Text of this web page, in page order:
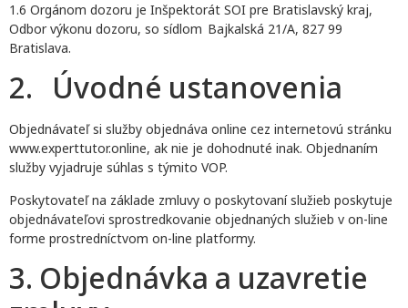
1.6 Orgánom dozoru je Inšpektorát SOI pre Bratislavský kraj,
Odbor výkonu dozoru, so sídlom Bajkalská 21/A, 827 99
Bratislava.
2. Úvodné ustanovenia
Objednávateľ si služby objednáva online cez internetovú stránku
www.experttutor.online, ak nie je dohodnuté inak. Objednaním
služby vyjadruje súhlas s týmito VOP.
Poskytovateľ na základe zmluvy o poskytovaní služieb poskytuje
objednávateľovi sprostredkovanie objednaných služieb v on-line
forme prostredníctvom on-line platformy.
3. Objednávka a uzavretie